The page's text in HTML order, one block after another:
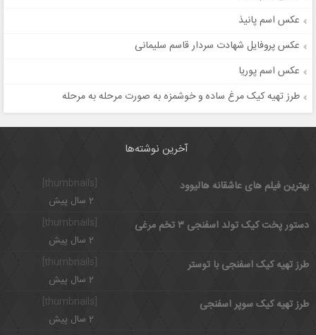
عکس اسم پانیذ
عکس پروفایل شهادت سردار قاسم سلیمانی
عکس اسم پوریا
طرز تهیه کیک مرغ ساده و خوشمزه به صورت مرحله به مرحله
آخرین نوشته‌ها
بهترین فیلم های عاشقانه هالیوود
2 سال پیش
[thumbnails]
دستور پخت کیک تولد اسفنجی ۳ تخم مرغی
2 سال پیش
طرز تهیه کیک اسفنجی با توستر
2 سال پیش
[thumbnails]
طرز تهیه کیک سوپر اسفنجی
2 سال پیش